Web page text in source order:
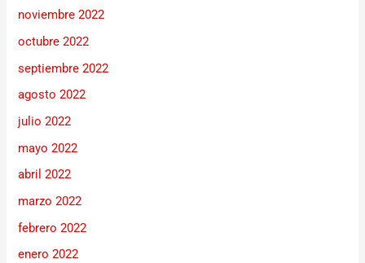
noviembre 2022
octubre 2022
septiembre 2022
agosto 2022
julio 2022
mayo 2022
abril 2022
marzo 2022
febrero 2022
enero 2022